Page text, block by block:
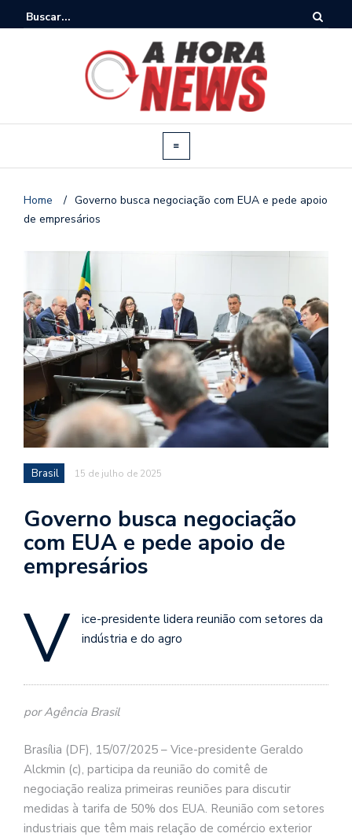
Home / Governo busca negociação com EUA e pede apoio
de empresários
Brasil 15 de julho de 2025
Governo busca negociação
com EUA e pede apoio de
empresários
V
ice-presidente lidera reunião com setores da
indústria e do agro
por Agência Brasil
Brasília (DF), 15/07/2025 – Vice-presidente Geraldo
Alckmin (c), participa da reunião do comitê de
negociação realiza primeiras reuniões para discutir
medidas à tarifa de 50% dos EUA. Reunião com setores
industriais que têm mais relação de comércio exterior